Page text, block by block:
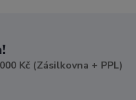
Kč (Zásilkovna + PPL)